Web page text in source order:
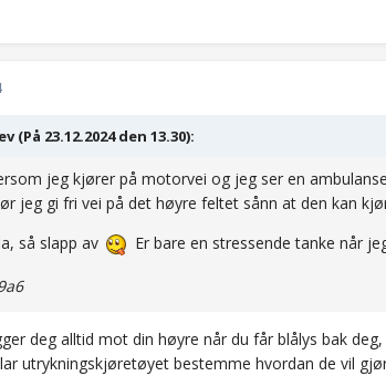
23.12.2024 den 13.30):
jeg kjører på motorvei og jeg ser en
jeg gi fri vei på det høyre feltet sånn at den kan
så slapp av
Er bare en stressende tanke når
deg alltid mot din høyre når du får blålys bak
utrykningskjøretøyet bestemme hvordan de vil